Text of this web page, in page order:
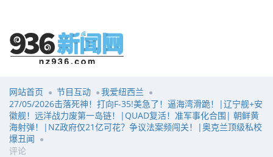
网站首页 节目互动
我爱纽西兰
27/05/2026击落死神！打向F-35!美急了！逼海湾滑跪！|辽宁舰+安
徽舰！远洋战力废第一岛链！|QUAD复活！准军事化合围| 朝鲜黄
海射弹！|NZ政府仅21亿可花？争议法案频闯关！|奥克兰顶级私校
爆丑闻
评论